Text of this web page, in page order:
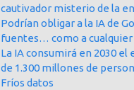
cautivador misterio de la
Podrían obligar a la IA de
fuentes… como a cualquier
La IA consumirá en 2030
de 1.300 millones de
Fríos datos